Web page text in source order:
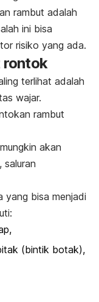
rambut adalah
ini bisa
risiko yang ada.
rontok
terlihat adalah
wajar.
rambut
akan
saluran
yang bisa menjadi
(bintik botak),